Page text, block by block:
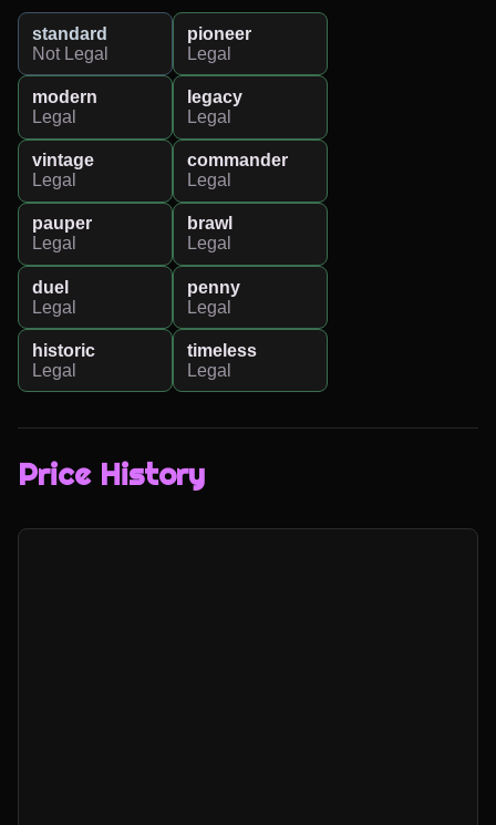
standard
Not Legal
pioneer
Legal
modern
Legal
legacy
Legal
vintage
Legal
commander
Legal
pauper
Legal
brawl
Legal
duel
Legal
penny
Legal
historic
Legal
timeless
Legal
Price History